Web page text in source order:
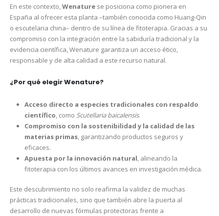
En este contexto,Wenature se posiciona como pionera en
España al ofrecer esta planta –también conocida como Huang-Qin
o escutelaria china– dentro de su línea de fitoterapia. Gracias a su
compromiso con la integración entre la sabiduría tradicional y la
evidencia científica, Wenature garantiza un acceso ético,
responsable y de alta calidad a este recurso natural.
¿Por qué elegir Wenature?
Acceso directo a especies tradicionales con respaldo
científico, como Scutellaria baicalensis.
Compromiso con la sostenibilidad y la calidad de las
materias primas, garantizando productos seguros y
eficaces.
Apuesta por la innovación natural, alineando la
fitoterapia con los últimos avances en investigación médica.
Este descubrimiento no solo reafirma la validez de muchas
prácticas tradicionales, sino que también abre la puerta al
desarrollo de nuevas fórmulas protectoras frente a